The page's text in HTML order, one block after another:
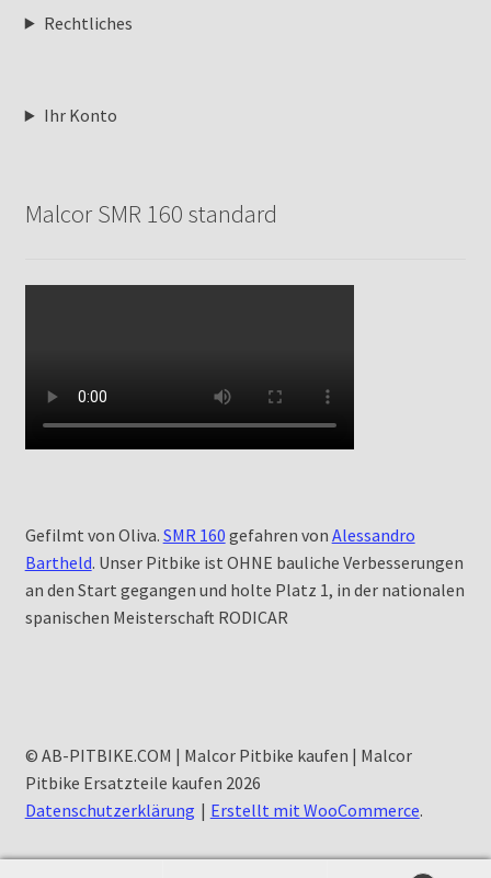
Rechtliches
Ihr Konto
Malcor SMR 160 standard
Gefilmt von Oliva. SMR 160 gefahren von Alessandro
Bartheld. Unser Pitbike ist OHNE bauliche Verbesserungen
an den Start gegangen und holte Platz 1, in der nationalen
spanischen Meisterschaft RODICAR
© AB-PITBIKE.COM | Malcor Pitbike kaufen | Malcor
Pitbike Ersatzteile kaufen 2026
Datenschutzerklärung
Erstellt mit WooCommerce.